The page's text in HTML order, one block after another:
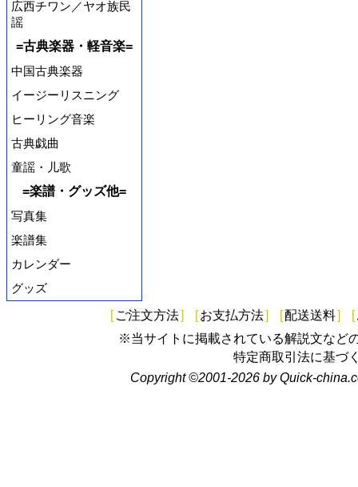
広西チワン／ヤオ族民
謡
=古典楽器・軽音楽=
中国古典楽器
イージーリスニング
ヒーリング音楽
古典戯曲
童謡・儿歌
=楽譜・グッズ他=
写真集
楽譜集
カレンダー
グッズ
[ ご注文方法] [お支払方法] [配送送料] [
※当サイトに掲載されている解説文など
特定商取引法に基づ
Copyright ©2001-2026 by Quick-